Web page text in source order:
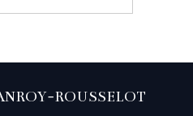
ROUSSELOT